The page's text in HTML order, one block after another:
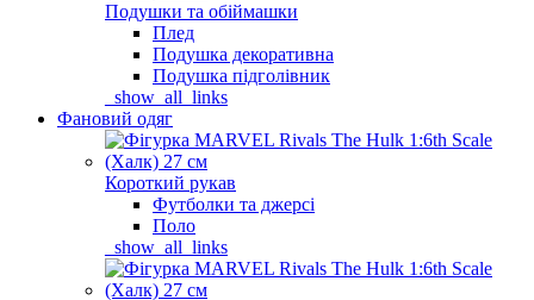
Подушки та обіймашки
Плед
Подушка декоративна
Подушка підголівник
_show_all_links
Фановий одяг
Короткий рукав
Футболки та джерсі
Поло
_show_all_links